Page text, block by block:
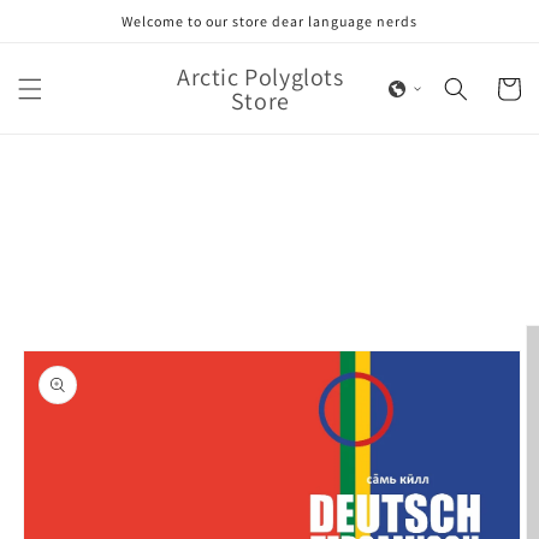
Welcome to our store dear language nerds
Arctic Polyglots
Store Cart